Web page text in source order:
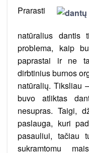
Prarasti
natūralius dantis
problema, kaip
paprastai ir ne
dirbtinius burnos
natūralių. Tiksliau
buvo atliktas
nesupras. Taigi,
paslauga, kuri
pasauliui, tačiau
sukramtomu